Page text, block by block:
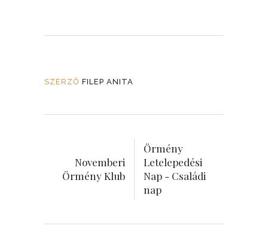
SZERZŐ FILEP ANITA
Novemberi
Örmény Klub
Örmény
Letelepedési
Nap - Családi
nap